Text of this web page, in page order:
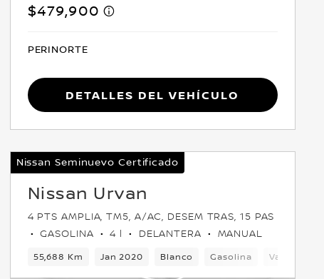
$479,900
PERINORTE
Detalles del vehículo
Delantera
Nissan Seminuevo Certificado
Nissan Urvan
4 PTS AMPLIA, TM5, A/AC, DESEM TRAS, 15 PAS
GASOLINA
4 l DELANTERA MANUAL
55,688 Km Jan 2020 Blanco Gasolina Van